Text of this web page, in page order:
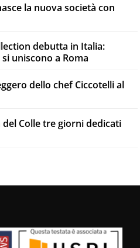
la nuova società con
debutta in Italia:
uniscono a Roma
dello chef Ciccotelli al
Colle tre giorni dedicati